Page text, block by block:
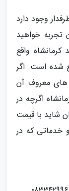
وجود دارد
تجربه خواهید
واقع
شده است. اگر
های معروف آن
اگرچه در
شاید با قیمت
خدماتی که در